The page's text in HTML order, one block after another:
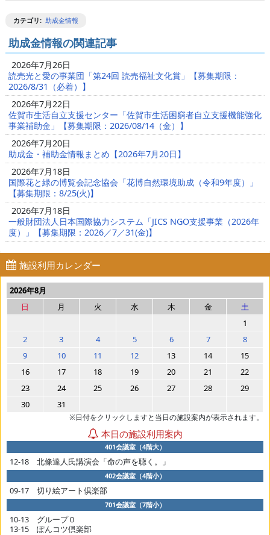
カテゴリ: 助成金情報
助成金情報の関連記事
2026年7月26日
読売光と愛の事業団「第24回 読売福祉文化賞」【募集期限：
2026/8/31（必着）】
2026年7月22日
佐賀市生活自立支援センター「佐賀市生活困窮者自立支援機能強化
事業補助金」【募集期限：2026/08/14（金）】
2026年7月20日
助成金・補助金情報まとめ【2026年7月20日】
2026年7月18日
国際花と緑の博覧会記念協会「花博自然環境助成（令和9年度）」
【募集期限：8/25(火)】
2026年7月18日
一般財団法人日本国際協力システム「JICS NGO支援事業（2026年
度）」【募集期限：2026／7／31(金)】
施設利用カレンダー
2026年8月
日
月 火 水 木 金
土
1
2
3 4 5 6 7
8
9
10 11 12 13 14
15
16
17 18 19 20 21
22
23
24 25 26 27 28
29
30
31
※日付をクリックしますと当日の施設案内が表示されます。
本日の施設利用案内
401会議室（4階大）
12-18 北條達人氏講演会「命の声を聴く。」
402会議室（4階小）
09-17 切り絵アート倶楽部
701会議室（7階小）
10-13 グループ０
13-15 ぽんコツ倶楽部